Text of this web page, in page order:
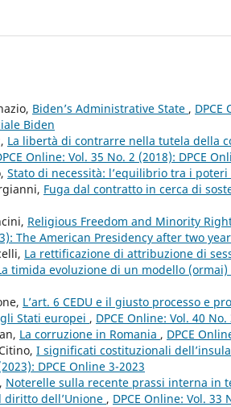
Biden’s Administrative State , DPCE
Biden
La libertà di contrarre nella tutela della
Online: Vol. 35 No. 2 (2018): DPCE
Stato di necessità: l’equilibrio tra i poteri
Fuga dal contratto in cerca di
Religious Freedom and Minority
The American Presidency after two
La rettificazione di attribuzione di
timida evoluzione di un modello (ormai)
L’art. 6 CEDU e il giusto processo e
Stati europei , DPCE Online: Vol. 40
La corruzione in Romania , DPCE
I significati costituzionali
DPCE Online 3-2023
Noterelle sulla recente prassi interna in
diritto dell’Unione , DPCE Online: Vol. 33